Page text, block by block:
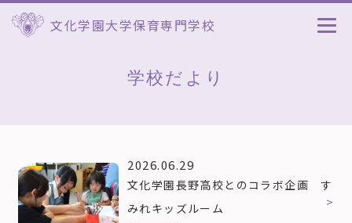
学校だより
文化学園大学保育専門学校
2026.06.29
文化学園長野高校とのコラボ企画 す
みれキッズルーム